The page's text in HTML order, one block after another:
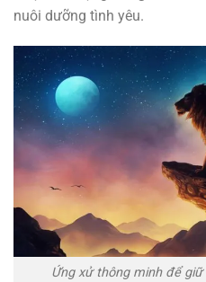
nuôi dưỡng tình yêu.
Ứng xử thông minh để